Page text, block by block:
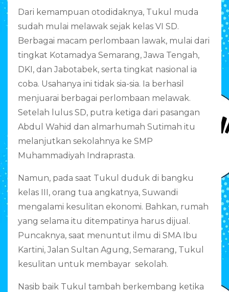
Dari kemampuan otodidaknya, Tukul muda
sudah mulai melawak sejak kelas VI SD.
Berbagai macam perlombaan lawak, mulai dari
tingkat Kotamadya Semarang, Jawa Tengah,
DKI, dan Jabotabek, serta tingkat nasional ia
coba. Usahanya ini tidak sia-sia. Ia berhasil
menjuarai berbagai perlombaan melawak.
Setelah lulus SD, putra ketiga dari pasangan
Abdul Wahid dan almarhumah Sutimah itu
melanjutkan sekolahnya ke SMP
Muhammadiyah Indraprasta.
Namun, pada saat Tukul duduk di bangku
kelas III, orang tua angkatnya, Suwandi
mengalami kesulitan ekonomi. Bahkan, rumah
yang selama itu ditempatinya harus dijual.
Puncaknya, saat menuntut ilmu di SMA Ibu
Kartini, Jalan Sultan Agung, Semarang, Tukul
kesulitan untuk membayar sekolah.
Nasib baik Tukul tambah berkembang ketika